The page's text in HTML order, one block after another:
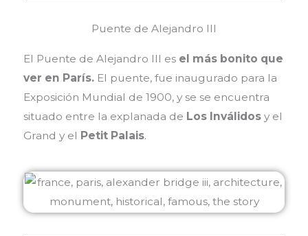
Puente de Alejandro III
El Puente de Alejandro III es el más bonito que
ver en París. El puente, fue inaugurado para la
Exposición Mundial de 1900, y se se encuentra
situado entre la explanada de Los Inválidosy el
Grand y el Petit Palais.